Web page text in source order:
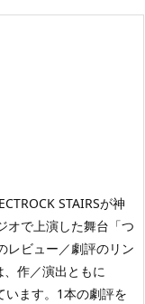
STAIRSが神
オで上演した舞台「つ
レビュー／劇評のリン
作／演出ともに
います。1本の劇評を